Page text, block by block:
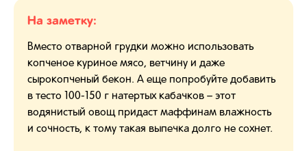
На заметку:
Вместо отварной грудки можно использовать
копченое куриное мясо, ветчину и даже
сырокопченый бекон. А еще попробуйте добавить
в тесто 100-150 г натертых кабачков – этот
водянистый овощ придаст маффинам влажность
и сочность, к тому такая выпечка долго не сохнет.